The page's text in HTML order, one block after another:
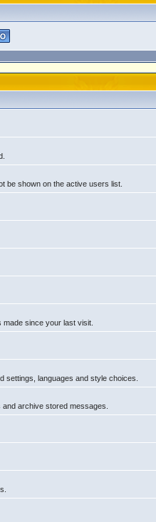
be shown on the active users list.
since your last visit.
settings, languages and style choices.
archive stored messages.